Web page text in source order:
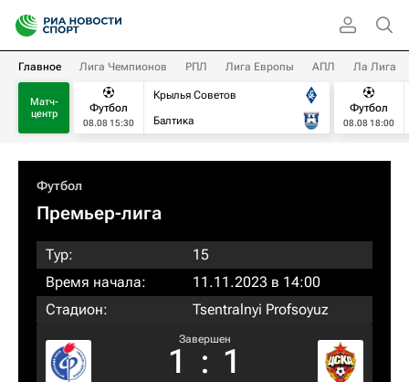
Главное Лига Чемпионов РПЛ Лига Европы АПЛ Ла Лига
Матч-
центр
Футбол
08.08 15:30
Крылья Советов
Балтика
Футбол
08.08 18:00
Футбол
Премьер-лига
Тур:
15
Время начала:
11.11.2023 в 14:00
Стадион:
Tsentralnyi Profsoyuz
Завершен
1 : 1